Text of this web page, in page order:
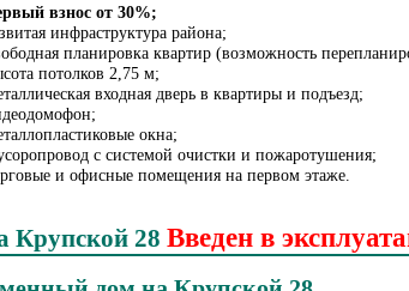
взнос от 30%;
инфраструктура района;
планировка квартир (возможность
потолков 2,75 м;
входная дверь в квартиры и подъезд;
окна;
с системой очистки и пожаротушения;
и офисные помещения на первом этаже.
Крупской 28 Введен в